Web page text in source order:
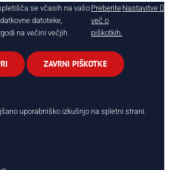
se včasih na vašo
datoteke,
na večini večjih
Preberite
več o
piškotkih.
Nastavitve
ZAVRNI PIŠKOTKE
uporabniško izkušnjo na spletni strani.